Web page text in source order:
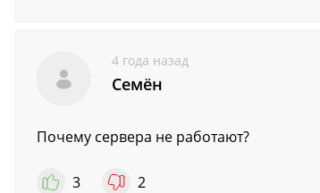
4 года назад
Семён
Почему сервера не работают?
3 2